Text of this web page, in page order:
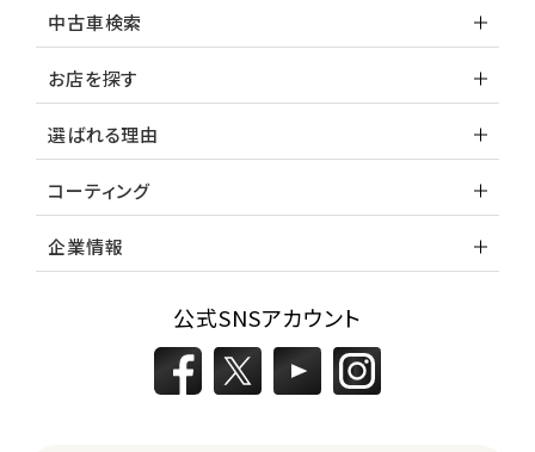
中古車検索
お店を探す
選ばれる理由
コーティング
企業情報
公式SNSアカウント